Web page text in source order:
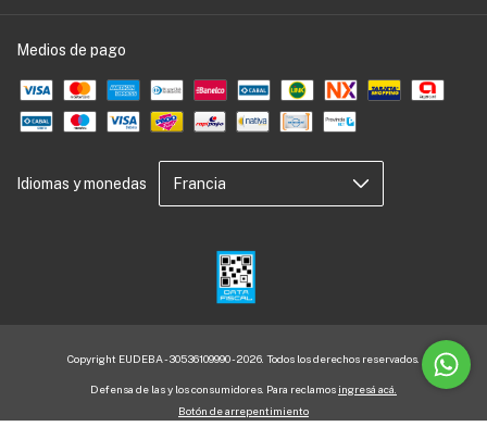
Medios de pago
Idiomas y monedas
Copyright EUDEBA - 30536109990 - 2026. Todos los derechos reservados.
Defensa de las y los consumidores. Para reclamos ingresá acá.
Botón de arrepentimiento